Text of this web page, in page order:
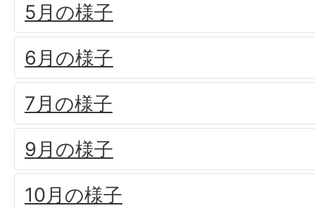
5月の様子
6月の様子
7月の様子
9月の様子
10月の様子